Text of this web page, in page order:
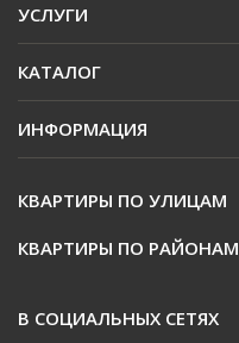
УСЛУГИ
КАТАЛОГ
ИНФОРМАЦИЯ
КВАРТИРЫ ПО УЛИЦАМ
КВАРТИРЫ ПО РАЙОНАМ
В СОЦИАЛЬНЫХ СЕТЯХ